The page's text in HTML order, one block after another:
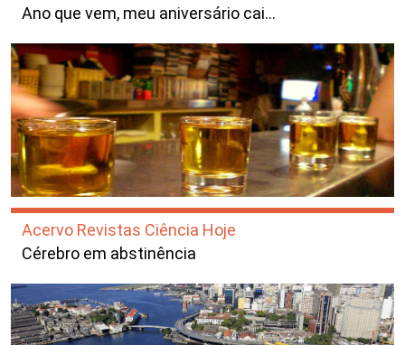
Ano que vem, meu aniversário cai…
Acervo Revistas Ciência Hoje
Cérebro em abstinência